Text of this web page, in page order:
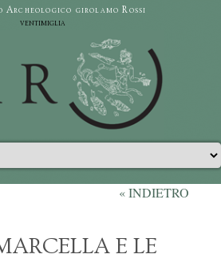
Archeologico girolamo Rossi
ventimiglia
« INDIETRO
E LE